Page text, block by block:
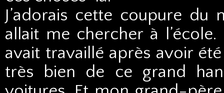
J’adorais cette coupure
allait me chercher à
avait travaillé après avoir
très bien de ce grand